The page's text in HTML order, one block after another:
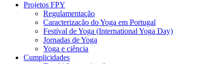
Projetos FPY
Regulamentação
Caracterização do Yoga em Portugal
Festival de Yoga (International Yoga Day)
Jornadas de Yoga
Yoga e ciência
Cumplicidades